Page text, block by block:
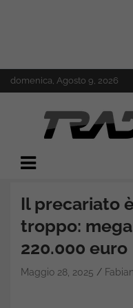
Skip
to
domenica, Agosto 9, 2026
Trading.it
Il precariato
troppo:
220.000 euro
Maggio 28, 2025